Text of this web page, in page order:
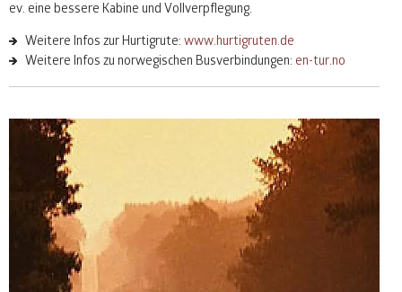
ev. eine bessere Kabine und Vollverpflegung.
Weitere Infos zur Hurtigrute: www.hurtigruten.de
Weitere Infos zu norwegischen Busverbindungen: en-tur.no